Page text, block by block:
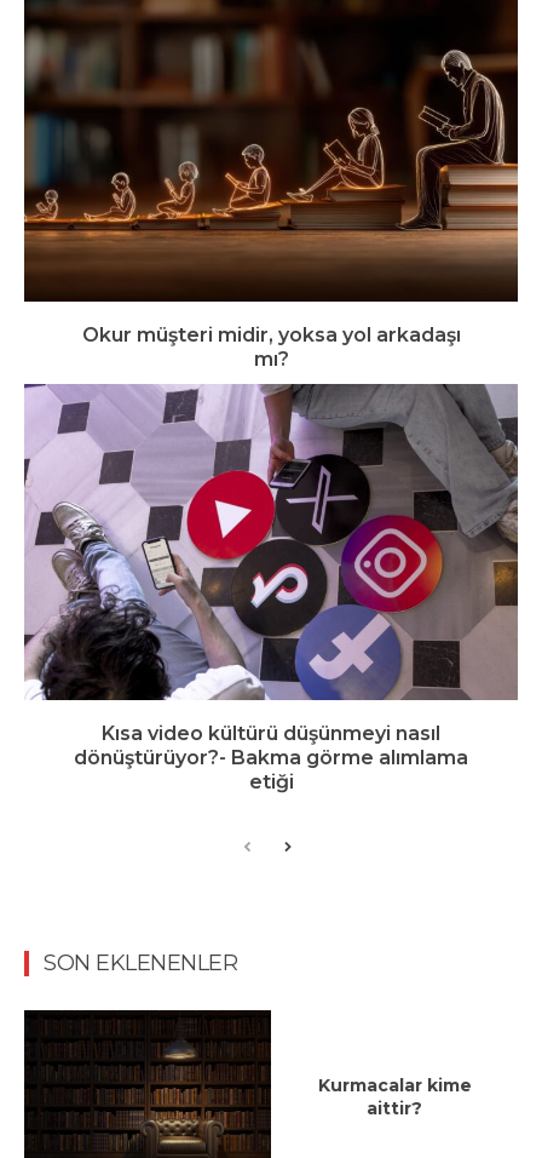
Okur müşteri midir, yoksa yol arkadaşı
mı?
Kısa video kültürü düşünmeyi nasıl
dönüştürüyor?- Bakma görme alımlama
etiği
SON EKLENENLER
Kurmacalar kime
aittir?